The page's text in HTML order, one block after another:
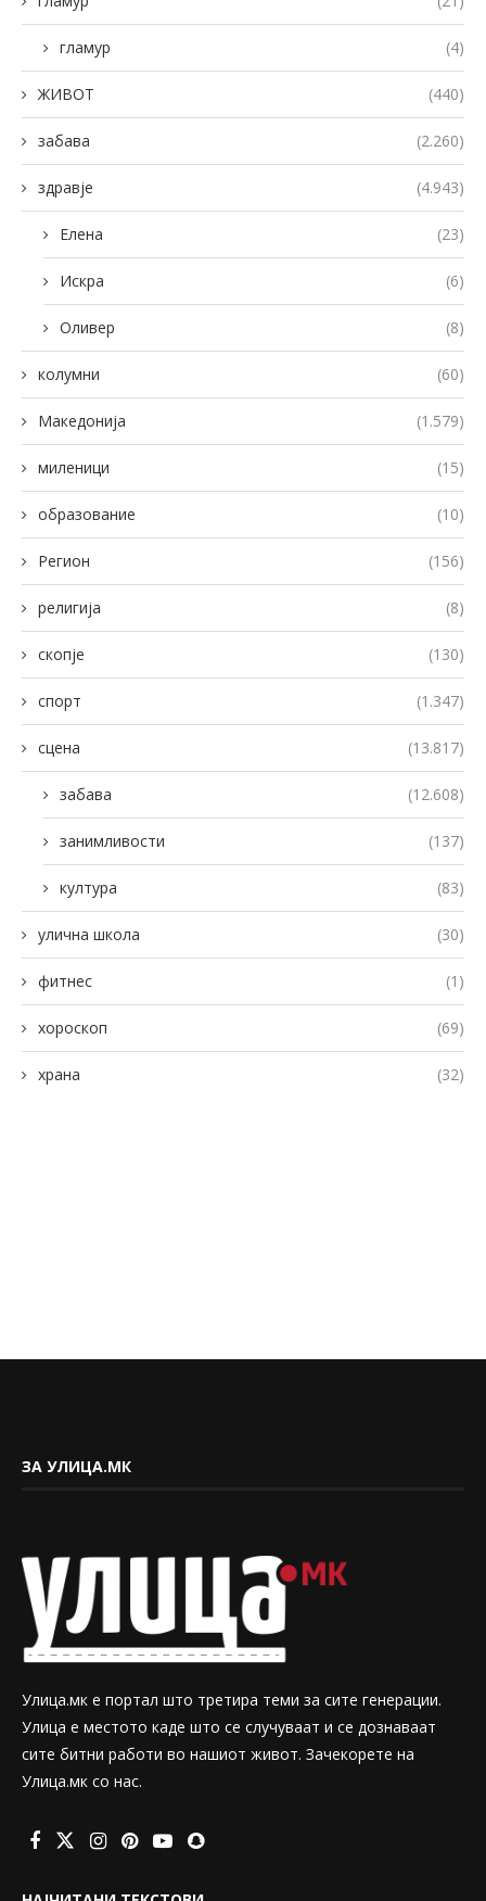
гламур (4)
ЖИВОТ (440)
забава (2.260)
здравје (4.943)
Елена (23)
Искра (6)
Оливер (8)
колумни (60)
Македонија (1.579)
миленици (15)
образование (10)
Регион (156)
религија (8)
скопје (130)
спорт (1.347)
сцена (13.817)
забава (12.608)
занимливости (137)
култура (83)
улична школа (30)
фитнес (1)
хороскоп (69)
храна (32)
ЗА УЛИЦА.МК
Улица.мк е портал што третира теми за сите генерации.
Улица е местото каде што се случуваат и се дознаваат
сите битни работи во нашиот живот. Зачекорете на
Улица.мк со нас.